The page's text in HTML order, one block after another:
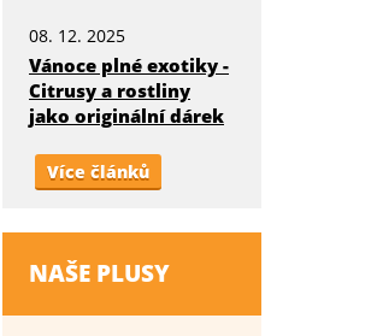
08. 12. 2025
Vánoce plné exotiky -
Citrusy a rostliny
jako originální dárek
Více článků
NAŠE PLUSY